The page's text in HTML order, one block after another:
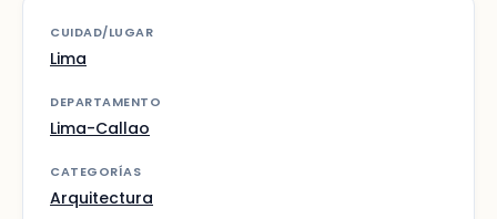
CUIDAD/LUGAR
Lima
DEPARTAMENTO
Lima-Callao
CATEGORÍAS
Arquitectura